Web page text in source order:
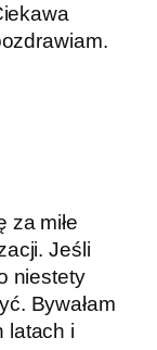
za miłe
Jeśli
niestety
Bywałam
latach i